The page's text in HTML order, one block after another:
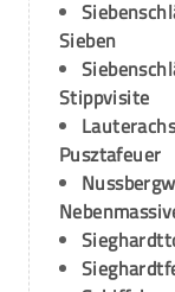
Sieben
Stippvisite
Pusztafeuer